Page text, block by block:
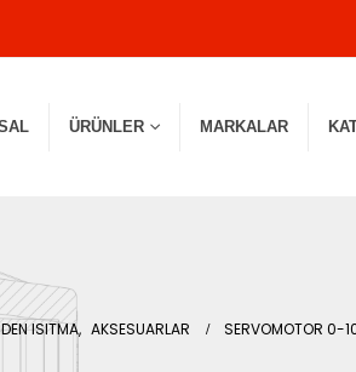
ÜRÜNLER MARKALAR
ISITMA, AKSESUARLAR SERVOMOTOR 0-